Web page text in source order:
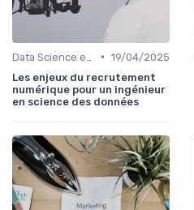
• 19/04/2025
Les enjeux du recrutement
numérique pour un ingénieur
en science des données